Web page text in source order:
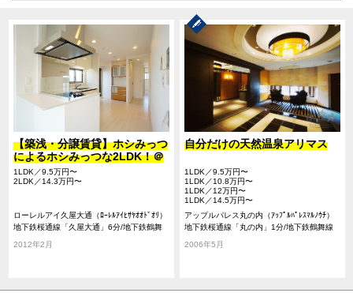
【築浅・分譲賃貸】ホシみっつ
によるホシみっつな2LDK！＠
中区
1LDK／9.5万円〜
2LDK／14.3万円〜
ローレルアイ久屋大通（ﾛｰﾚﾙｱｲﾋｻﾔｵｵﾄﾞｵﾘ）
地下鉄桜通線「久屋大通」6分/地下鉄鶴舞
2012年2月
自分だけの天然温泉アリマス
1LDK／9.5万円〜
1LDK／10.8万円〜
1LDK／12万円〜
1LDK／14.5万円〜
アップルパレス丸の内（ｱｯﾌﾟﾙﾊﾟﾚｽﾏﾙﾉｳﾁ）
地下鉄桜通線「丸の内」1分/地下鉄鶴舞線
2006年5月